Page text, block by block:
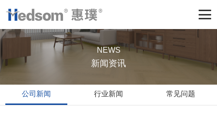
NEWS
新闻资讯
公司新闻 行业新闻 常见问题